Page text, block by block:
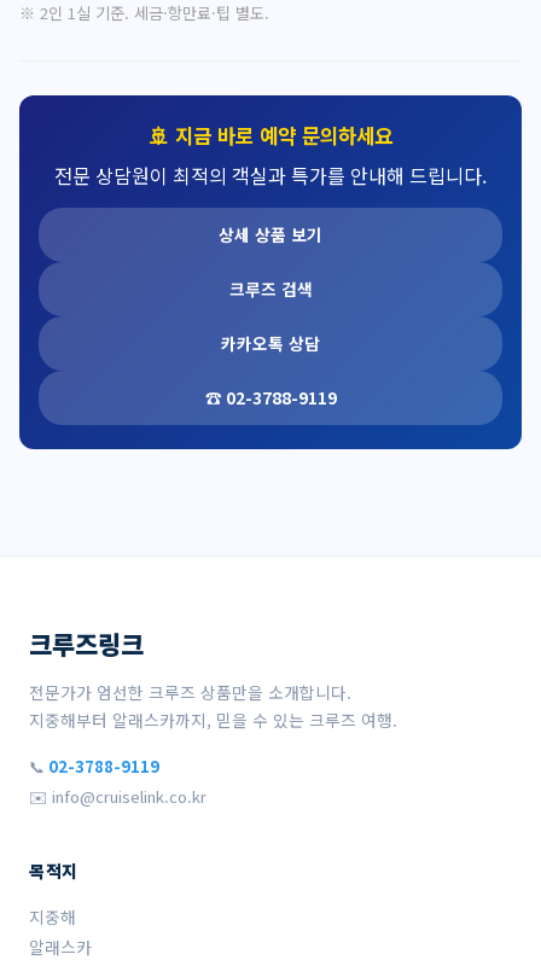
※ 2인 1실 기준. 세금·항만료·팁 별도.
🚢 지금 바로 예약 문의하세요
전문 상담원이 최적의 객실과 특가를 안내해 드립니다.
상세 상품 보기
크루즈 검색
카카오톡 상담
☎ 02-3788-9119
크루즈링크
전문가가 엄선한 크루즈 상품만을 소개합니다.
지중해부터 알래스카까지, 믿을 수 있는 크루즈 여행.
📞 02-3788-9119
✉️ info@cruiselink.co.kr
목적지
지중해
알래스카